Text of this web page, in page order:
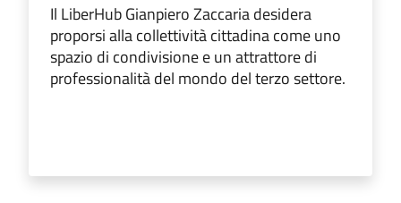
Il LiberHub Gianpiero Zaccaria desidera
proporsi alla collettività cittadina come uno
spazio di condivisione e un attrattore di
professionalità del mondo del terzo settore.